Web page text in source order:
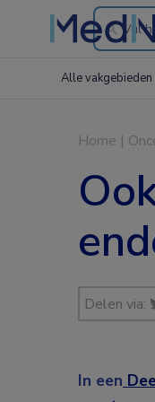
Search
the
Alle vakgebieden
Home |
Delen via:
In een